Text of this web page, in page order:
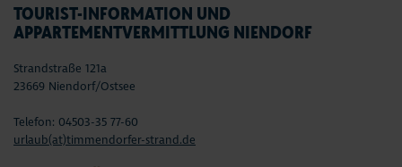
TOURIST-INFORMATION UND
APPARTEMENTVERMITTLUNG NIENDORF
Strandstraße 121a
23669 Niendorf/Ostsee
Telefon: 04503-35 77-60
urlaub(at)timmendorfer-strand.de